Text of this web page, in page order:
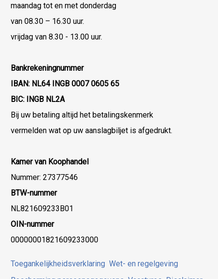
maandag tot en met donderdag
van 08.30 – 16.30 uur.
vrijdag van 8.30 - 13.00 uur.
Bankrekeningnummer
IBAN: NL64 INGB 0007 0605 65
BIC: INGB NL2A
Bij uw betaling altijd het betalingskenmerk
vermelden wat op uw aanslagbiljet is afgedrukt.
Kamer van Koophandel
Nummer: 27377546
BTW-nummer
NL821609233B01
OIN-nummer
00000001821609233000
Toegankelijkheidsverklaring Wet- en regelgeving